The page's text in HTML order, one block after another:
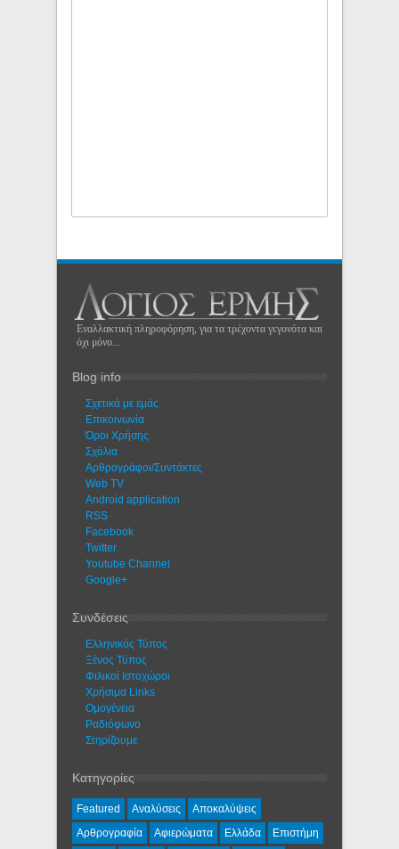
Εναλλακτική πληροφόρηση, για τα τρέχοντα γεγονότα και
όχι μόνο...
Blog info
Σχετικά με εμάς
Eπικοινωνία
Όροι Χρήσης
Σχόλια
Αρθρογράφοι/Συντάκτες
Web TV
Android application
RSS
Facebook
Twitter
Youtube Channel
Google+
Συνδέσεις
Ελληνικός Τύπος
Ξένος Τύπος
Φιλικοί Ιστοχώροι
Χρήσιμα Links
Ομογένεια
Ραδιόφωνο
Στηρίζουμε
Κατηγορίες
Featured Αναλύσεις
Αποκαλύψεις
Αρθρογραφία
Αφιερώματα Ελλάδα Επιστήμη